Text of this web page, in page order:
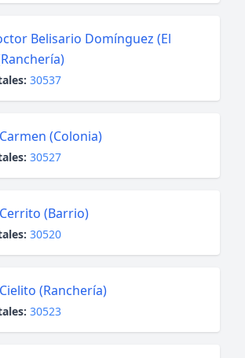
Belisario Domínguez (El
30537
(Colonia)
30527
(Barrio)
30520
(Ranchería)
30523